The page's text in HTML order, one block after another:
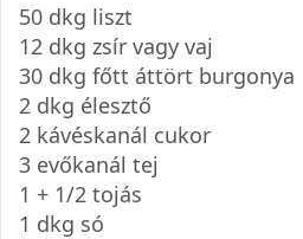
50 dkg liszt
12 dkg zsír vagy vaj
30 dkg főtt áttört burgonya
2 dkg élesztő
2 kávéskanál cukor
3 evőkanál tej
1 + 1/2 tojás
1 dkg só